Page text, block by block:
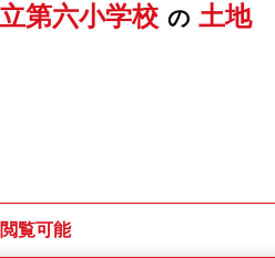
第六小学校 の 土地
覧可能